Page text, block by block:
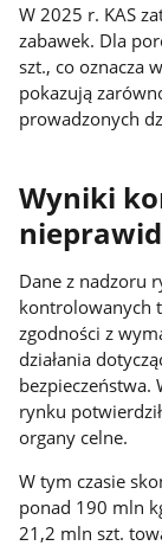
W 2025 r. KAS
zabawek. Dla
szt., co oznacza
pokazują
prowadzonych
Wyniki
Dane z nadzoru
kontrolowanych
zgodności z
działania
bezpieczeństwa.
rynku
organy celne.
W tym czasie
ponad 190 mln
21,2 mln szt.